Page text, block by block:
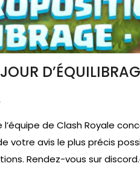
de Clash Royale
votre avis le plus précis
Rendez-vous sur